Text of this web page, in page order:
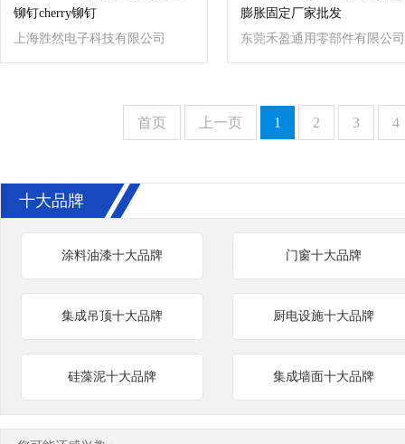
铆钉cherry铆钉
上海胜然电子科技有限公司
膨胀固定厂家批发
东莞禾盈通用零部件有限公司
首页 上一页 1 2 3 4
十大品牌
涂料油漆十大品牌 门窗十大品牌
集成吊顶十大品牌 厨电设施十大品牌
硅藻泥十大品牌 集成墙面十大品牌